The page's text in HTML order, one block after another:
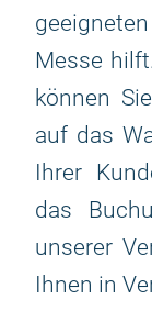
Messe
können
auf das
Ihrer
das
unserer
Ihnen in